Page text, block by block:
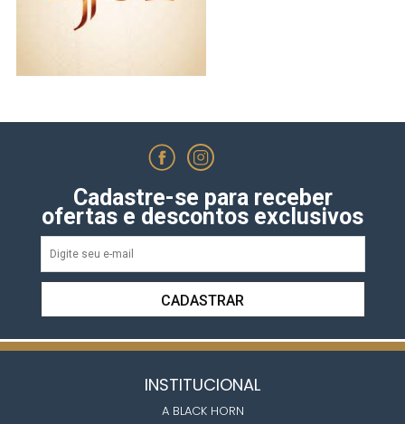
Cadastre-se para receber
ofertas e descontos exclusivos
CADASTRAR
INSTITUCIONAL
A BLACK HORN